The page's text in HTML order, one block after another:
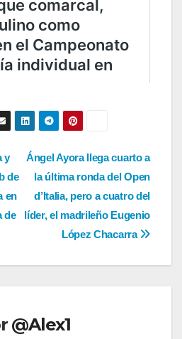
Ángel Ayora llega cuarto a
la última ronda del Open
d’Italia, pero a cuatro del
líder, el madrileño Eugenio
López Chacarra
y
de
en
de
@Alex1